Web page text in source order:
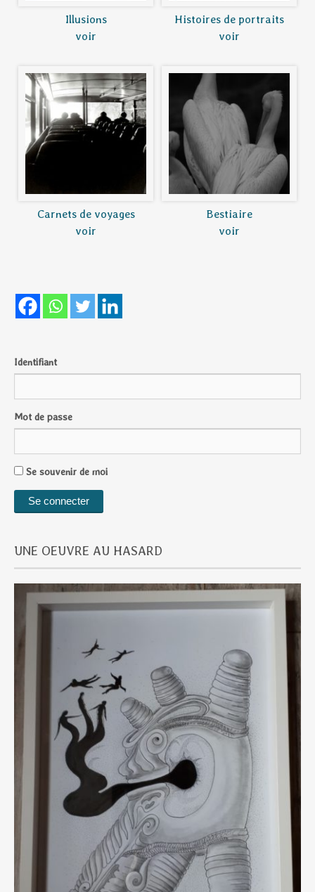
Illusions
voir
Histoires de portraits
voir
Carnets de voyages
voir
Bestiaire
voir
Identifiant
Mot de passe
Se souvenir de moi
UNE OEUVRE AU HASARD